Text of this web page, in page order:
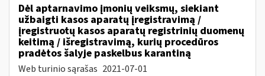
Dėl aptarnavimo įmonių veiksmų, siekiant
užbaigti kasos aparatų įregistravimą /
įregistruotų kasos aparatų registrinių duomenų
keitimą / išregistravimą, kurių procedūros
pradėtos šalyje paskelbus karantiną
Web turinio sąrašas 2021-07-01